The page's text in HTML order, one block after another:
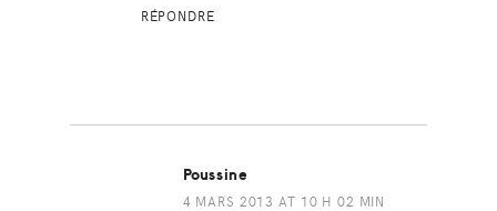
RÉPONDRE
Poussine
4 MARS 2013 AT 10 H 02 MIN